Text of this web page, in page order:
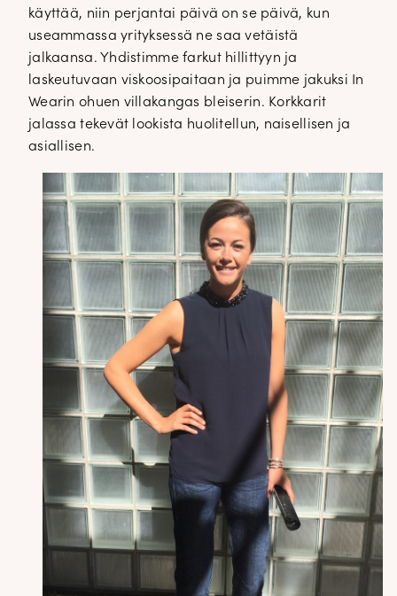
käyttää, niin perjantai päivä on se päivä, kun
useammassa yrityksessä ne saa vetäistä
jalkaansa. Yhdistimme farkut hillittyyn ja
laskeutuvaan viskoosipaitaan ja puimme jakuksi In
Wearin ohuen villakangas bleiserin. Korkkarit
jalassa tekevät lookista huolitellun, naisellisen ja
asiallisen.